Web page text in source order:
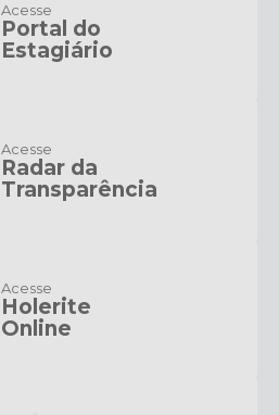
Portal do
Estagiário
Acesse
Radar da
Transparência
Acesse
Holerite
Online
Acesse